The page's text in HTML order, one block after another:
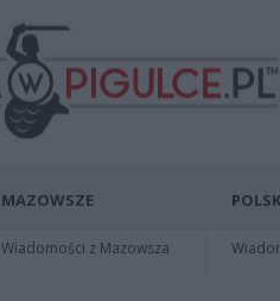
MAZOWSZE
Wiadomości z Mazowsza